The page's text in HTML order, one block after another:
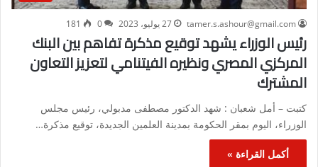
tamer.s.ashour@gmail.com 27 يوليو، 2023 0
181
رئيس الوزراء يشهد توقيع مذكرة تفاهم بين البنك
المركزي المصري ونظيره الفيتنامي لتعزيز التعاون
المشترك
كتبت – أمل شعبان : شهد الدكتور مصطفى مدبولي، رئيس مجلس
الوزراء، اليوم بمقر الحكومة بمدينة العلمين الجديدة، توقيع مذكرة…
أكمل القراءة »